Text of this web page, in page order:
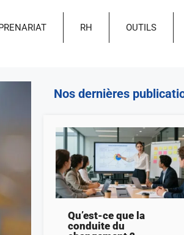
RH OUTILS
Nos dernières
Qu’est-ce que la
conduite du